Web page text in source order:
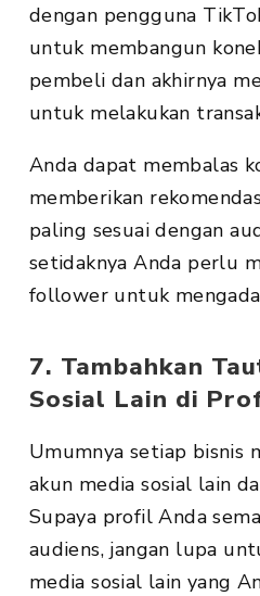
dengan pengguna
untuk membangun
pembeli dan akhirnya
untuk melakukan
Anda dapat membalas
memberikan
paling sesuai dengan
setidaknya Anda perlu
follower untuk
7. Tambahkan
Sosial Lain di
Umumnya setiap bisnis
akun media sosial lain
Supaya profil Anda
audiens, jangan lupa
media sosial lain yang